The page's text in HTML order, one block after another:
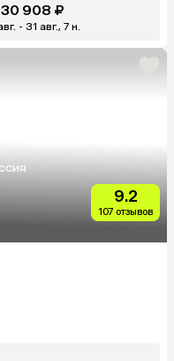
30 908 ₽
- 31 авг., 7 н.
9.2
107 отзывов